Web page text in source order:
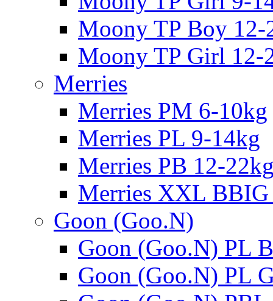
Moony TP Boy 12-
Moony TP Girl 12-
Merries
Merries PM 6-10kg
Merries PL 9-14kg
Merries PB 12-
Merries XXL
Goon (Goo.N)
Goon (Goo.N) PL
Goon (Goo.N) PL